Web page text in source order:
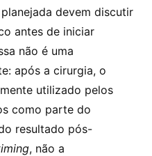
devem discutir
antes de iniciar
não é uma
após a cirurgia, o
utilizado pelos
como parte do
resultado pós-
, não a